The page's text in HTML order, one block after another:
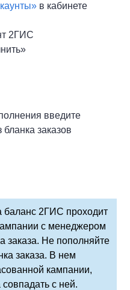
в кабинете
2ГИС
введите
заказов
баланс 2ГИС проходит
с менеджером
заказа. Не пополняйте
заказа. В нем
кампании,
с ней.